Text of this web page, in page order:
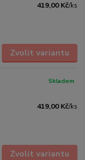
419,00 Kč/ks
Zvolit variantu
419,00 Kč/ks
Skladem
Zvolit variantu